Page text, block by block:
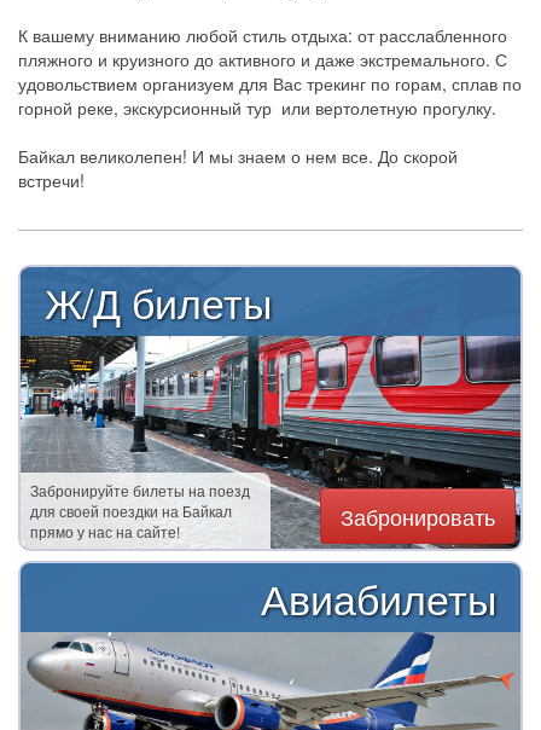
К вашему вниманию любой стиль отдыха: от расслабленного
пляжного и круизного до активного и даже экстремального. С
удовольствием организуем для Вас трекинг по горам, сплав по
горной реке, экскурсионный тур или вертолетную прогулку.
Байкал великолепен! И мы знаем о нем все. До скорой
встречи!
Ж/Д билеты
Забронируйте билеты на поезд
для своей поездки на Байкал
прямо у нас на сайте!
Забронировать
Авиабилеты